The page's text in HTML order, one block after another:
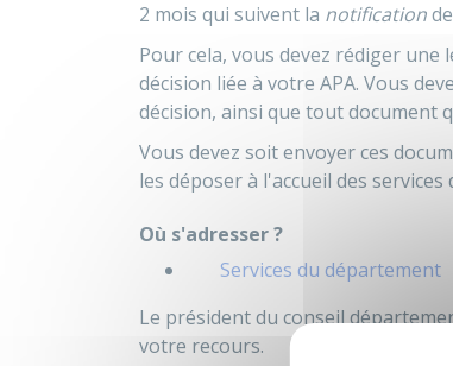
2 mois qui suivent la notification
Pour cela, vous devez rédiger
décision liée à votre APA. Vous
décision, ainsi que tout document
Vous devez soit envoyer ces
les déposer à l'accueil des
Où s'adresser ?
Services du département
Le président du conseil
votre recours.